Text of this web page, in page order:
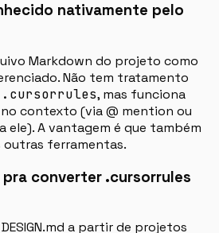
nativamente pelo
Markdown do projeto como
Não tem tratamento
.cursorrules, mas funciona
contexto (via @ mention ou
ele). A vantagem é que também
ferramentas.
converter .cursorrules
a partir de projetos